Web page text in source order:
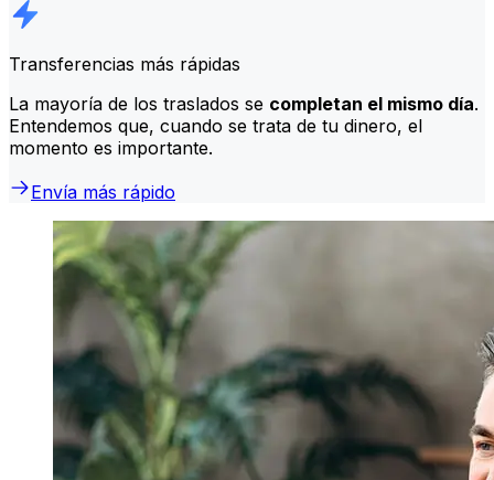
Transferencias más rápidas
La mayoría de los traslados se completan el mismo día.
Entendemos que, cuando se trata de tu dinero, el
momento es importante.
Envía más rápido